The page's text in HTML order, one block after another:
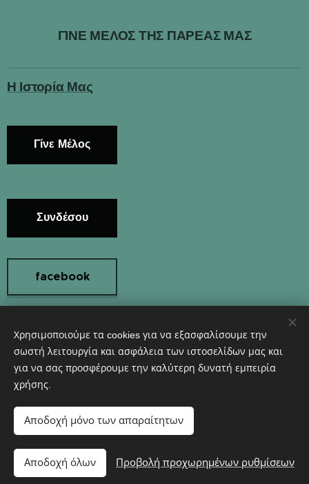
Προσθήκη στο καλάθι
ΓΙΝΕ ΜΕΛΟΣ ΤΗΣ ΠΑΡΕΑΣ ΜΑΣ
Η Ιστορία Μας
Γίνε Μέλος
Συνδέσου
facebook
Instagram
Υλοποιήθηκε από τη Webnode
Χρησιμοποιούμε τα cookies για να εξασφαλίσουμε την
σωστή λειτουργία και ασφάλεια των ιστοσελίδων μας και
για να σας προσφέρουμε την καλύτερη δυνατή εμπειρία
χρήσης.
Αποδοχή μόνο των απαραίτητων
Αποδοχή όλων Προβολή προχωρημένων ρυθμίσεων